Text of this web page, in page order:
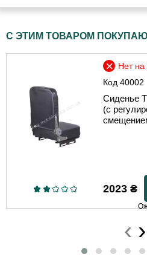
С ЭТИМ ТОВАРОМ
Код 40002
Нет на
Сиденье
(с
2023 ₴
‹ ›